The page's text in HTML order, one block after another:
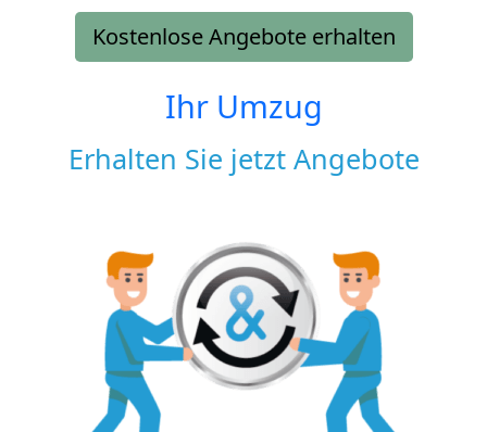
Kostenlose Angebote erhalten
Ihr Umzug
Erhalten Sie jetzt Angebote